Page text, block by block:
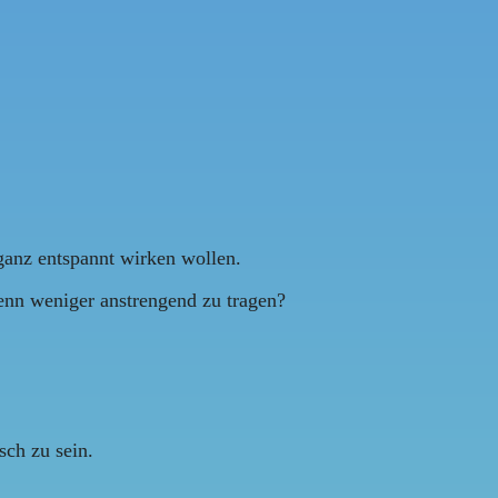
entspannt wirken wollen.
weniger anstrengend zu tragen?
zu sein.